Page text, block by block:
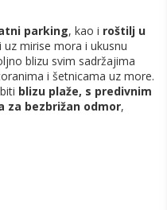
parking, kao i roštilj u
uz mirise mora i ukusnu
blizu svim sadržajima
i šetnicama uz more.
blizu plaže, s predivnim
za bezbrižan odmor,